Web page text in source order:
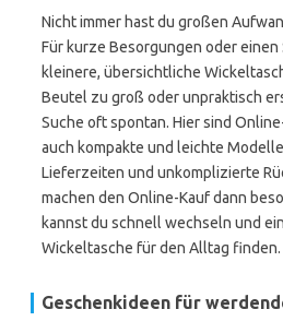
Nicht immer hast du großen
Für kurze Besorgungen oder
kleinere, übersichtliche
Beutel zu groß oder unpraktisch
Suche oft spontan. Hier sind
auch kompakte und leichte
Lieferzeiten und unkomplizierte
machen den Online-Kauf dann
kannst du schnell wechseln und
Wickeltasche für den Alltag finden.
Geschenkideen für